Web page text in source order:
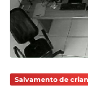
Salvamento de